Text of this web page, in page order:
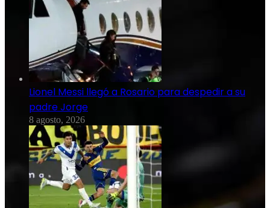
Lionel Messi llegó a Rosario para despedir a su
padre Jorge
8 agosto, 2026